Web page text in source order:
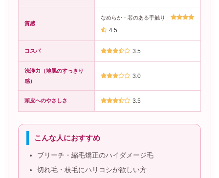
質感
なめらか・芯のある手触り
4.5
コスパ 3.5
洗浄力（地肌のすっきり
感）
3.0
頭皮へのやさしさ 3.5
こんな人におすすめ
ブリーチ・縮毛矯正のハイダメージ毛
切れ毛・枝毛にハリコシが欲しい方